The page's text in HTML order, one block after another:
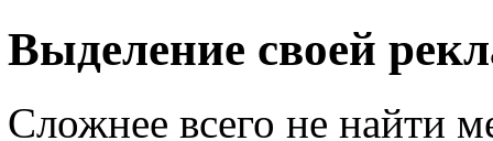
Выделение своей
Сложнее всего не найти